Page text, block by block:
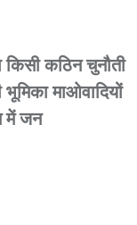
किसी कठिन चुनौती
माओवादियों
में जन